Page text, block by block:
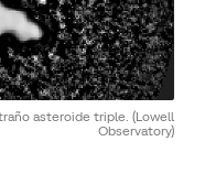
asteroide triple. (Lowell
Observatory)